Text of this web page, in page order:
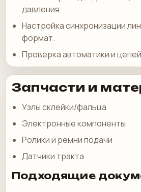
давления.
Настройка синхронизации
формат.
Проверка автоматики и
Запчасти и
Узлы склейки/фальца
Электронные компоненты
Ролики и ремни подачи
Датчики тракта
Подходящие